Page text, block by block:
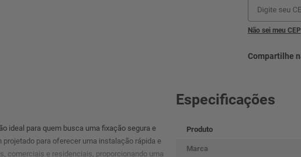
Não sei meu CEP
ideal para quem busca uma fixação segura e
para oferecer uma instalação rápida e
comerciais e residenciais, proporcionando uma
Especificações
Produto
Marca